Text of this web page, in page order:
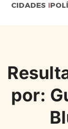
CIDADES
por: